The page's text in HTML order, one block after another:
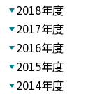
2018年度
2017年度
2016年度
2015年度
2014年度